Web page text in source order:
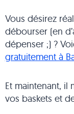
Vous désirez
débourser (en
dépenser ;) ?
gratuitement à
Et maintenant, il
vos baskets et